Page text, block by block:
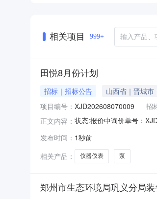
相关项目 999+
田悦8月份计划
招标｜招标公告
山西省｜晋城市
项目编号： XJD202608070009 招
正文内容： 状态:报价中询价单号：
发布时间： 1秒前
相关产品：
仪器仪表 泵
郑州市生态环境局巩义分局